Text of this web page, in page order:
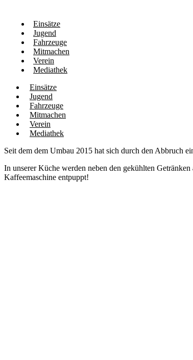
Einsätze
Jugend
Fahrzeuge
Mitmachen
Verein
Mediathek
Einsätze
Jugend
Fahrzeuge
Mitmachen
Verein
Mediathek
Seit dem dem Umbau 2015 hat sich durch den Abbruch
In unserer Küche werden neben den gekühlten
Kaffeemaschine entpuppt!